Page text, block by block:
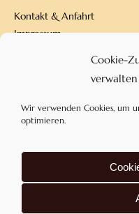
Cookie-
verwalten
Wir verwenden Cookies, um
optimieren.
Kontakt & Anfahrt
Impressum
Versandbedingungen
AGB
Am Eckfeld 18